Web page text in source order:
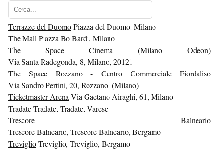
Cerca...
Terrazze del DuomoPiazza del Duomo, Milano
The Mall Piazza Bo Bardi, Milano
The Space Cinema (Milano Odeon)
Via Santa Radegonda, 8, Milano, 20121
The Space Rozzano - Centro Commerciale Fiordaliso
Via Sandro Pertini, 20, Rozzano, (Milano)
Ticketmaster Arena Via Gaetano Airaghi, 61, Milano
TradateTradate, Tradate, Varese
Trescore Balneario
Trescore Balneario, Trescore Balneario, Bergamo
TreviglioTreviglio, Treviglio, Bergamo